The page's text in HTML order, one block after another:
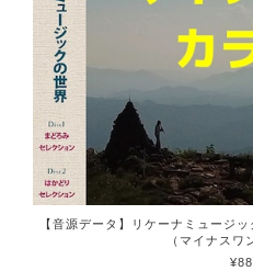
【音源データ】リケーナミュージ
（マイナスワ